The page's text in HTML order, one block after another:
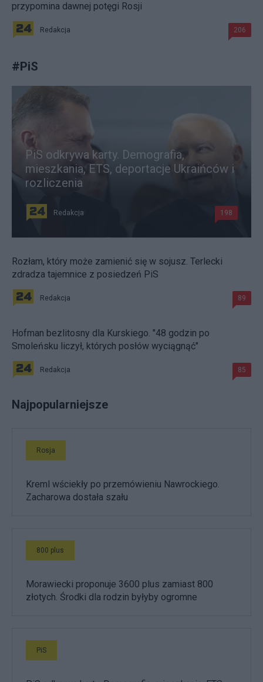
przypomina dawnej potęgi Rosji
Redakcja 206
#PiS
PiS odkrywa karty. Demografia,
mieszkania, ETS, deportacje Ukraińców i
rozliczenia
Redakcja 198
Rozłam, który może zamienić się w sojusz. Terlecki
zdradza tajemnice z posiedzeń PiS
Redakcja 89
Hofman bezlitosny dla Kurskiego. "48 godzin po
Smoleńsku liczył, których posłów wyciągnąć"
Redakcja 85
Najpopularniejsze
Rosja
Kreml wściekły po przemówieniu Nawrockiego.
Zacharowa dostała szału
800 plus
Morawiecki proponuje 3600 plus zamiast 800
złotych. Środki dla rodzin byłyby ogromne
PiS